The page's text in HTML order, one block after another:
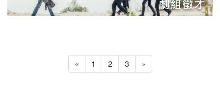
« 1 2 3 »